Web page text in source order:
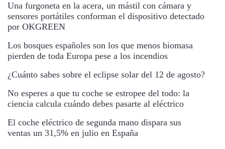
Una furgoneta en la acera, un mástil con cámara y
sensores portátiles conforman el dispositivo detectado
por OKGREEN
Los bosques españoles son los que menos biomasa
pierden de toda Europa pese a los incendios
¿Cuánto sabes sobre el eclipse solar del 12 de agosto?
No esperes a que tu coche se estropee del todo: la
ciencia calcula cuándo debes pasarte al eléctrico
El coche eléctrico de segunda mano dispara sus
ventas un 31,5% en julio en España